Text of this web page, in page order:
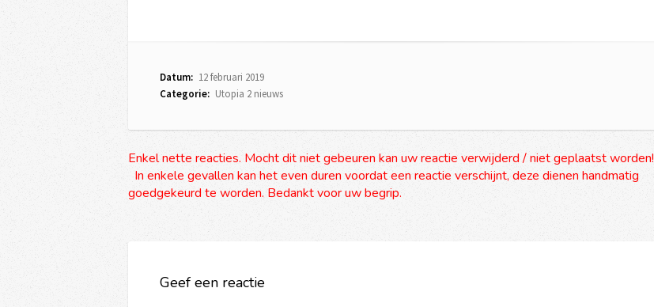
Datum: 12 februari 2019
Categorie: Utopia 2 nieuws
Enkel nette reacties. Mocht dit niet gebeuren kan uw reactie verwijderd / niet geplaatst worden!
In enkele gevallen kan het even duren voordat een reactie verschijnt, deze dienen handmatig
goedgekeurd te worden. Bedankt voor uw begrip.
Geef een reactie